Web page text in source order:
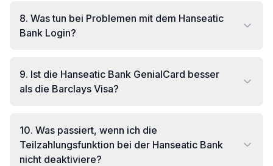
8. Was tun bei Problemen mit dem Hanseatic
Bank Login?
9. Ist die Hanseatic Bank GenialCard besser
als die Barclays Visa?
10. Was passiert, wenn ich die
Teilzahlungsfunktion bei der Hanseatic Bank
nicht deaktiviere?